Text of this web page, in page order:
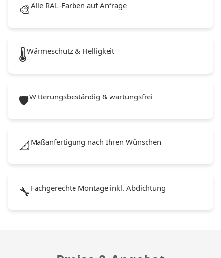
🎨Alle RAL-Farben auf Anfrage
🌡️Wärmeschutz & Helligkeit
🛡️Witterungsbeständig & wartungsfrei
📐 Maßanfertigung nach Ihren Wünschen
🔧 Fachgerechte Montage inkl. Abdichtung